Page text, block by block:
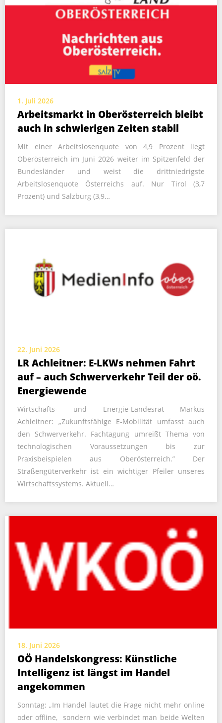
1. Juli 2026
Arbeitsmarkt in Oberösterreich bleibt
auch in schwierigen Zeiten stabil
Mit einer Arbeitslosenquote von 4,9 Prozent liegt
Oberösterreich im Juni 2026 weiter im Spitzenfeld der
Bundesländer und weist die drittniedrigste
Arbeitslosenquote Österreichs auf. Nur Tirol (3,7
Prozent) und Salzburg (3,9…
22. Juni 2026
LR Achleitner: E-LKWs nehmen Fahrt
auf – auch Schwerverkehr Teil der oö.
Energiewende
Wirtschafts- und Energie-Landesrat Markus
Achleitner: „Zukunftsfähige E-Mobilität umfasst auch
den Schwerverkehr. Fachtagung umreißt Thema von
technologischen Voraussetzungen bis zur
Praxisbeispielen aus Oberösterreich.” Der
Straßengüterverkehr ist ein wichtiger Pfeiler unseres
Wirtschaftssystems. Aktuell…
18. Juni 2026
OÖ Handelskongress: Künstliche
Intelligenz ist längst im Handel
angekommen
Sonntag: „Im Handel lautet die Frage nicht mehr online
oder offline, sondern wie verbindet man beide Welten